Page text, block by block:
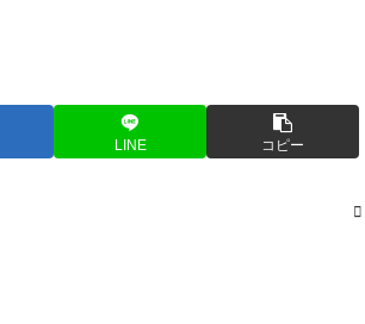
LINE コピー